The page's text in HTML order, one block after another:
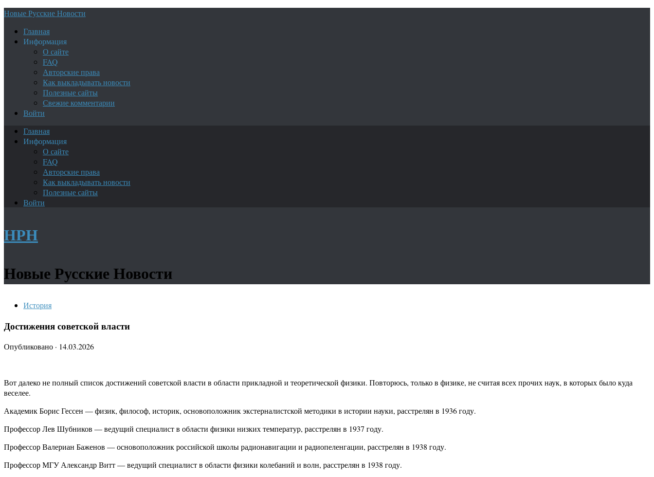
Новые Русские Новости
Главная
Информация
О сайте
FAQ
Авторские права
Как выкладывать новости
Полезные сайты
Свежие комментарии
Войти
Главная
Информация
О сайте
FAQ
Авторские права
Как выкладывать новости
Полезные сайты
Войти
НРН
Новые Русские Новости
История
Достижения советской власти
Опубликовано · 14.03.2026
Вот далеко не полный список достижений советской власти в области прикладной и теоретической физики. Повторюсь, только в физике, не считая всех прочих наук, в которых было куда
веселее.
Академик Борис Гессен — физик, философ, историк, основоположник экстерналистской методики в истории науки, расстрелян в 1936 году.
Профессор Лев Шубников — ведущий специалист в области физики низких температур, расстрелян в 1937 году.
Профессор Валериан Баженов — основоположник российской школы радионавигации и радиопеленгации, расстрелян в 1938 году.
Профессор МГУ Александр Витт — ведущий специалист в области физики колебаний и волн, расстрелян в 1938 году.